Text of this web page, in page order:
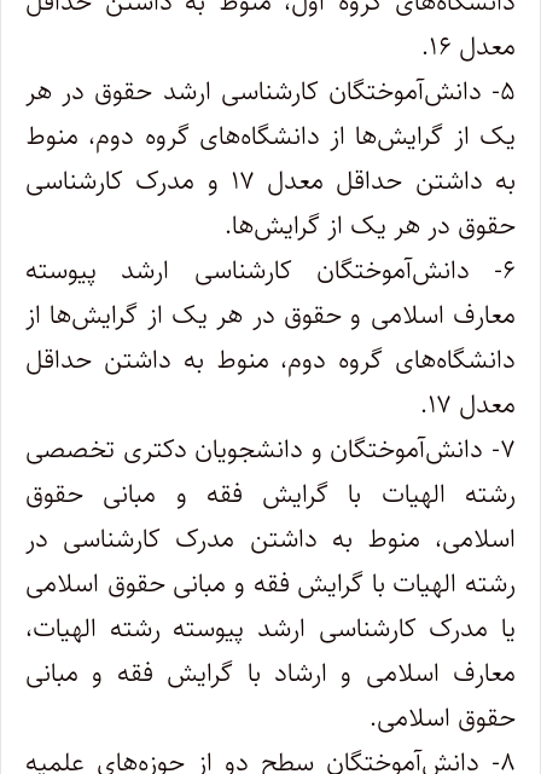
معدل ۱۶.
۵- دانش‌آموختگان کارشناسی ارشد حقوق در هر
یک از گرایش‌ها از دانشگاه‌های گروه دوم، منوط
به داشتن حداقل معدل ۱۷ و مدرک کارشناسی
حقوق در هر یک از گرایش‌ها.
۶- دانش‌آموختگان کارشناسی ارشد پیوسته
معارف اسلامی و حقوق در هر یک از گرایش‌ها از
دانشگاه‌های گروه دوم، منوط به داشتن حداقل
معدل ۱۷.
۷- دانش‌آموختگان و دانشجویان دکتری تخصصی
رشته الهیات با گرایش فقه و مبانی حقوق
اسلامی، منوط به داشتن مدرک کارشناسی در
رشته الهیات با گرایش فقه و مبانی حقوق اسلامی
یا مدرک کارشناسی ارشد پیوسته رشته الهیات،
معارف اسلامی و ارشاد با گرایش فقه و مبانی
حقوق اسلامی.
۸- دانش‌آموختگان سطح دو از حوزه‌های علمیه